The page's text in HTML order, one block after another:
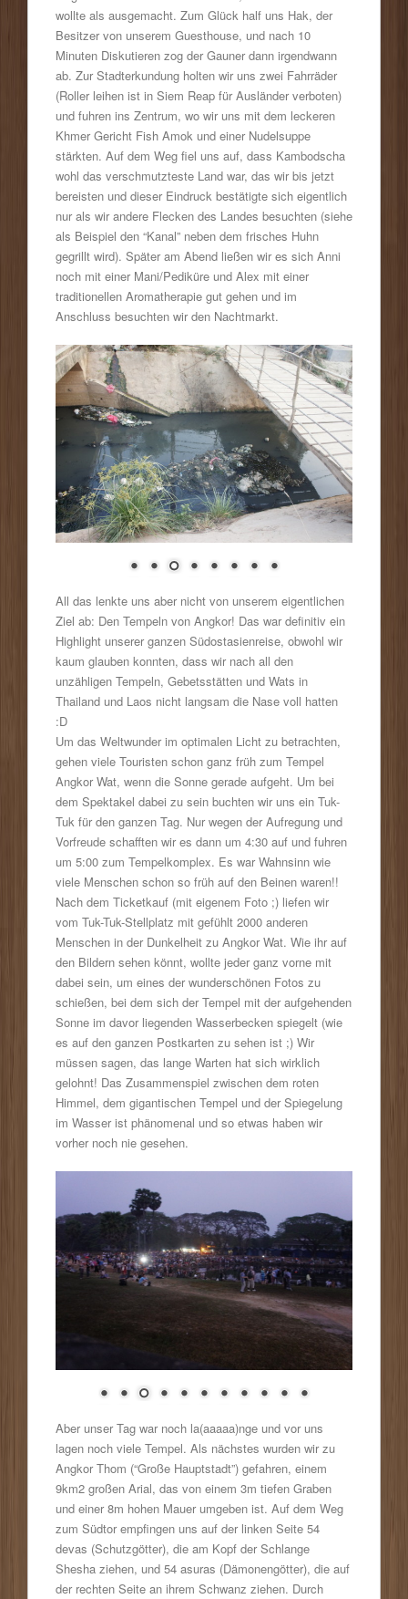
wollte als ausgemacht. Zum Glück half uns Hak, der
Besitzer von unserem Guesthouse, und nach 10
Minuten Diskutieren zog der Gauner dann irgendwann
ab. Zur Stadterkundung holten wir uns zwei Fahrräder
(Roller leihen ist in Siem Reap für Ausländer verboten)
und fuhren ins Zentrum, wo wir uns mit dem leckeren
Khmer Gericht Fish Amok und einer Nudelsuppe
stärkten. Auf dem Weg fiel uns auf, dass Kambodscha
wohl das verschmutzteste Land war, das wir bis jetzt
bereisten und dieser Eindruck bestätigte sich eigentlich
nur als wir andere Flecken des Landes besuchten (siehe
als Beispiel den “Kanal” neben dem frisches Huhn
gegrillt wird). Später am Abend ließen wir es sich Anni
noch mit einer Mani/Pediküre und Alex mit einer
traditionellen Aromatherapie gut gehen und im
Anschluss besuchten wir den Nachtmarkt.
All das lenkte uns aber nicht von unserem eigentlichen
Ziel ab: Den Tempeln von Angkor! Das war definitiv ein
Highlight unserer ganzen Südostasienreise, obwohl wir
kaum glauben konnten, dass wir nach all den
unzähligen Tempeln, Gebetsstätten und Wats in
Thailand und Laos nicht langsam die Nase voll hatten
:D
Um das Weltwunder im optimalen Licht zu betrachten,
gehen viele Touristen schon ganz früh zum Tempel
Angkor Wat, wenn die Sonne gerade aufgeht. Um bei
dem Spektakel dabei zu sein buchten wir uns ein Tuk-
Tuk für den ganzen Tag. Nur wegen der Aufregung und
Vorfreude schafften wir es dann um 4:30 auf und fuhren
um 5:00 zum Tempelkomplex. Es war Wahnsinn wie
viele Menschen schon so früh auf den Beinen waren!!
Nach dem Ticketkauf (mit eigenem Foto ;) liefen wir
vom Tuk-Tuk-Stellplatz mit gefühlt 2000 anderen
Menschen in der Dunkelheit zu Angkor Wat. Wie ihr auf
den Bildern sehen könnt, wollte jeder ganz vorne mit
dabei sein, um eines der wunderschönen Fotos zu
schießen, bei dem sich der Tempel mit der aufgehenden
Sonne im davor liegenden Wasserbecken spiegelt (wie
es auf den ganzen Postkarten zu sehen ist ;) Wir
müssen sagen, das lange Warten hat sich wirklich
gelohnt! Das Zusammenspiel zwischen dem roten
Himmel, dem gigantischen Tempel und der Spiegelung
im Wasser ist phänomenal und so etwas haben wir
vorher noch nie gesehen.
Aber unser Tag war noch la(aaaaa)nge und vor uns
lagen noch viele Tempel. Als nächstes wurden wir zu
Angkor Thom (“Große Hauptstadt”) gefahren, einem
9km2 großen Arial, das von einem 3m tiefen Graben
und einer 8m hohen Mauer umgeben ist. Auf dem Weg
zum Südtor empfingen uns auf der linken Seite 54
devas (Schutzgötter), die am Kopf der Schlange
Shesha ziehen, und 54 asuras (Dämonengötter), die auf
der rechten Seite an ihrem Schwanz ziehen. Durch